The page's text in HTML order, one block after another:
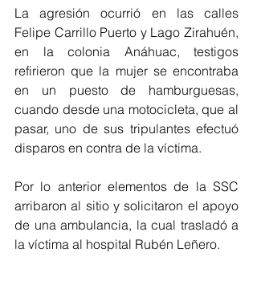
La agresión ocurrió en las calles
Felipe Carrillo Puerto y Lago Zirahuén,
en la colonia Anáhuac, testigos
refirieron que la mujer se encontraba
en un puesto de hamburguesas,
cuando desde una motocicleta, que al
pasar, uno de sus tripulantes efectuó
disparos en contra de la víctima.
Por lo anterior elementos de la SSC
arribaron al sitio y solicitaron el apoyo
de una ambulancia, la cual trasladó a
la víctima al hospital Rubén Leñero.